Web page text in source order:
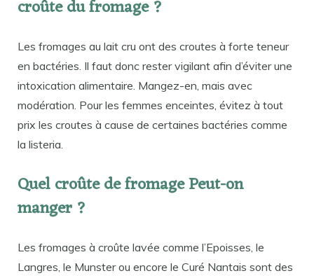
croûte du fromage ?
Les fromages au lait cru ont des croutes à forte teneur
en bactéries. Il faut donc rester vigilant afin d’éviter une
intoxication alimentaire. Mangez-en, mais avec
modération. Pour les femmes enceintes, évitez à tout
prix les croutes à cause de certaines bactéries comme
la listeria.
Quel croûte de fromage Peut-on
manger ?
Les fromages à croûte lavée comme l’Epoisses, le
Langres, le Munster ou encore le Curé Nantais sont des